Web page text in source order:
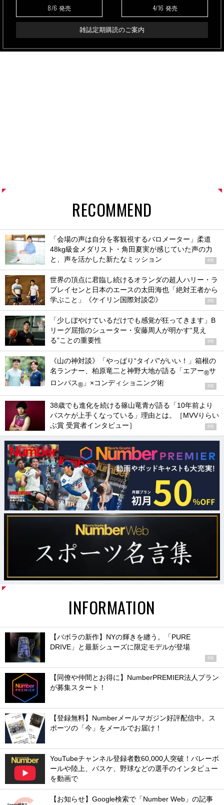
8/6 発売 4/16 発売
雑誌定期購読のご案内
RECOMMEND
「会場の声は自分を客観視するバロメーター」柔道
48kg級金メダリスト・角田夏実が感じていた声の力
と、声を活かした新たなミッション
PR
世界の頂点に君臨し続けるオランダの超人ハリー・ラ
ブレイセンと日本のエースの太田海也「絶対王者から
学ぶこと」《ケイリン国際対談②》
PR
「少しぼやけているだけでも感覚が狂ってきます」B
リーグ屈指のシューター・安藤周人が明かす“見え
る”ことの重要性
PR
《山の神対談》「やっぱり“タイパ”がいい！」箱根の
名ランナー、柏原竜二と神野大地が語る「エアー®サ
ロンパス® 」×コンディショニング術 PR
38歳でも進化を続ける篠山竜青が語る「10年前より
バスケが上手くなっている」理由とは。［MVVりらい
ぶ賞 受賞者インタビュー］
PR
INFORMATION
【バボラの新作】NYの輝きを纏う。「PURE
DRIVE」と最新シューズに限定モデルが登場
PR
【同僚や仲間とお得に】NumberPREMIER法人プラン
が募集スタート！
【登録無料】Numberメールマガジン好評配信中。ス
ポーツの「今」をメールでお届け！
YouTubeチャンネル登録者数60,000人突破！バレーボ
ールや陸上、バスケ、野球などの選手のインタビュー
を動画で
【お知らせ】Google検索で「Number Web」の記事